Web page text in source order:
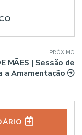
PRÓXIMO
MÃES | Sessão de
a Amamentação